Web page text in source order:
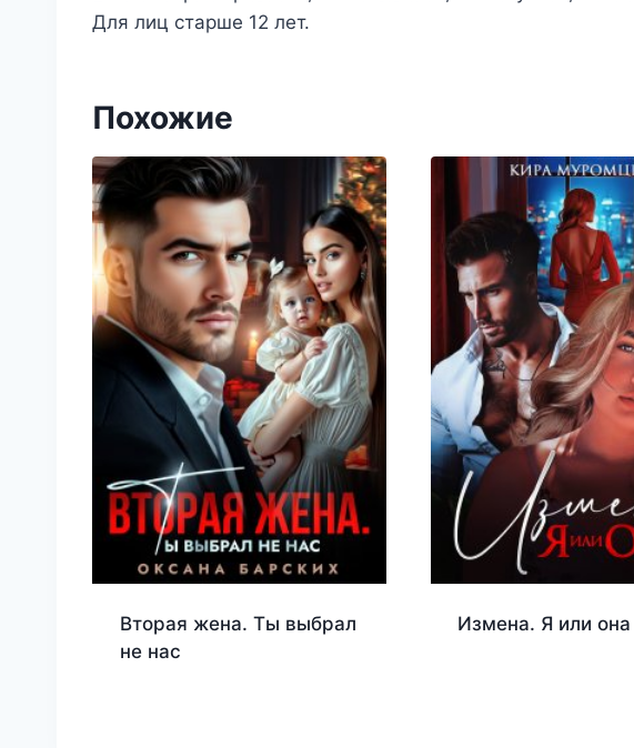
Для лиц старше 12 лет.
Похожие
Вторая жена. Ты выбрал
не нас
Измена. Я или она